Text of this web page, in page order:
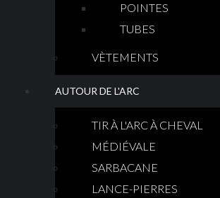
POINTES
TUBES
VÈTEMENTS
AUTOUR DE L'ARC
TIR À L'ARC À CHEVAL
MÉDIÉVALE
SARBACANE
LANCE-PIERRES